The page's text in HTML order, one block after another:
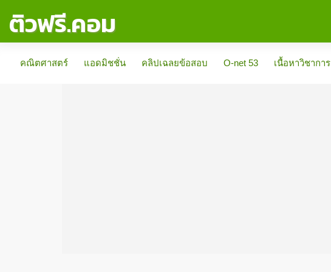
ติวฟรี.คอม
คณิตศาสตร์
แอดมิชชั่น คลิปเฉลยข้อสอบ O-net 53 เนื้อหาวิชาการ